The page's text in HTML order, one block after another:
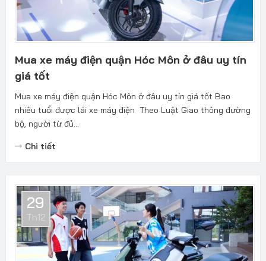
Mua xe máy điện quận Hóc Môn ở đâu uy tín
giá tốt
Mua xe máy điện quận Hóc Môn ở đâu uy tín giá tốt Bao
nhiêu tuổi được lái xe máy điện Theo Luật Giao thông đường
bộ, người từ đủ...
Chi tiết
29
Th12